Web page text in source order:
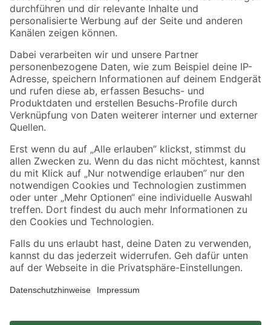
Zahlungsarten Versandarten
Sicher einkaufen
Jetzt die toom-App herunterladen
Alle Preisangaben in EUR inkl. gesetzl. MwSt.. Die dargestellten Angebote sind unter
Umständen nicht in allen Märkten verfügbar. Die angegebenen Verfügbarkeiten beziehen
sich auf den unter "Mein Markt" ausgewählten toom Baumarkt. Alle Angebote und
*Paketversand ab 59 € versandkostenfrei, gilt nicht für Artikel mit Speditionsversand, hier
fallen zusätzliche Versandkosten an.